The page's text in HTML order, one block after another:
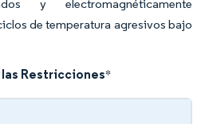
y electromagnéticamente
de temperatura agresivos bajo
Restricciones*